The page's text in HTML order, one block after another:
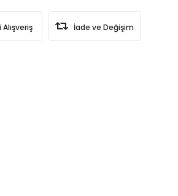
İade ve Değişim